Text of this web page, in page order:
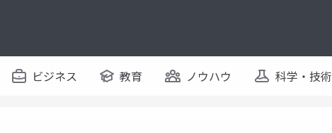
ビジネス 教育 ノウハウ 科学・技術